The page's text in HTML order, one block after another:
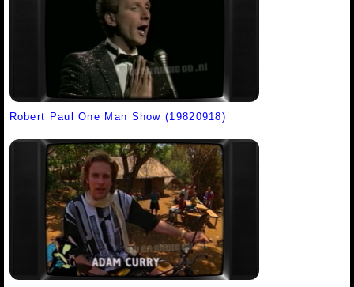
Robert Paul One Man Show (19820918)